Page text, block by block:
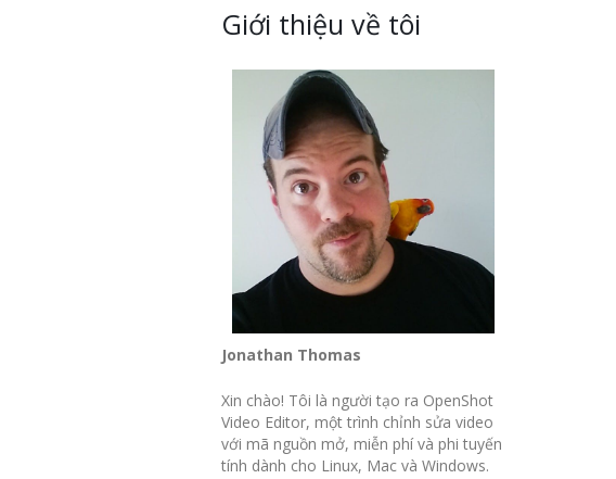
Giới thiệu về tôi
Jonathan Thomas
Xin chào! Tôi là người tạo ra OpenShot
Video Editor, một trình chỉnh sửa video
với mã nguồn mở, miễn phí và phi tuyến
tính dành cho Linux, Mac và Windows.